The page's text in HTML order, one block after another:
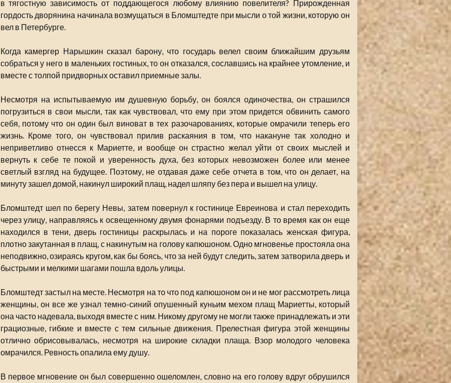
в тягостную зависимость от поддающегося любому влиянию повелителя? Прирожденная
гордость дворянина начинала возмущаться в Бломштедте при мысли о той жизни, которую он
вел в Петербурге.
Когда камергер Нарышкин сказал барону, что государь велел своим ближайшим друзьям
собраться у него в маленьких гостиных, то он отказался, сославшись на крайнее утомление, и
вместе с толпой придворных оставил приемные залы.
Несмотря на испытываемую им душевную борьбу, он боялся одиночества, он страшился
погрузиться в свои мысли, так как чувствовал, что ему при этом придется обвинить самого
себя, потому что он один был виноват в тех разочарованиях, которые омрачили теперь его
жизнь. Кроме того, он чувствовал прилив раскаяния в том, что накануне так холодно и
неприветливо отнесся к Мариетте, и вообще он страстно желал уйти от своих мыслей и
вернуть к себе те покой и уверенность духа, без которых невозможен более или менее
светлый взгляд на будущее. Поэтому, не отдавая даже себе отчета в том, что он делает, на
минуту зашел домой, накинул широкий плащ, надел шляпу без пера и вышел на улицу.
Бломштедт шел по берегу Невы, затем повернул к гостинице Евреинова и стал переходить
через улицу, направляясь к освещенному двумя фонарями подъезду. В то время как он еще
находился в тени, дверь гостиницы раскрылась и на пороге показалась женская фигура,
плотно закутанная в плащ, с накинутым на голову капюшоном. Одно мгновенье простояла она
неподвижно, озираясь кругом, как бы боясь, что за ней будут следить, затем затворила дверь и
быстрыми и мелкими шагами пошла вдоль улицы.
Бломштедт застыл на месте. Несмотря на то что под капюшоном он и не мог рассмотреть лица
женщины, он все же узнал темно-синий опушенный куньим мехом плащ Мариетты, который
она часто надевала, выходя вместе с ним. Никому другому не могли также принадлежать и эти
грациозные, гибкие и вместе с тем сильные движения. Прелестная фигура этой женщины
отлично обрисовывалась, несмотря на широкие складки плаща. Взор молодого человека
омрачился. Ревность опалила ему душу.
В первое мгновение он был совершенно ошеломлен, словно на его голову вдруг обрушился